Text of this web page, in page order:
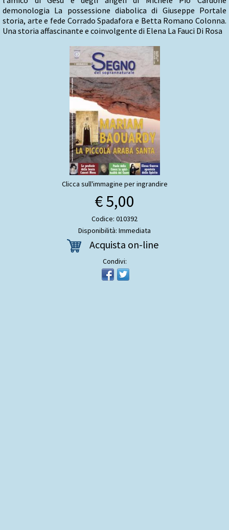
demonologia La possessione diabolica di Giuseppe Portale
storia, arte e fede Corrado Spadafora e Betta Romano Colonna.
Una storia affascinante e coinvolgente di Elena La Fauci Di Rosa
Clicca sull'immagine per ingrandire
€ 5,00
Codice: 010392
Disponibilità: Immediata
Acquista on-line
Condivi: